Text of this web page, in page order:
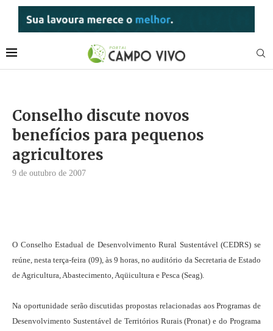
Conselho discute novos
benefícios para pequenos
agricultores
9 de outubro de 2007
O Conselho Estadual de Desenvolvimento Rural Sustentável (CEDRS) se
reúne, nesta terça-feira (09), às 9 horas, no auditório da Secretaria de Estado
de Agricultura, Abastecimento, Aqüicultura e Pesca (Seag).
Na oportunidade serão discutidas propostas relacionadas aos Programas de
Desenvolvimento Sustentável de Territórios Rurais (Pronat) e do Programa